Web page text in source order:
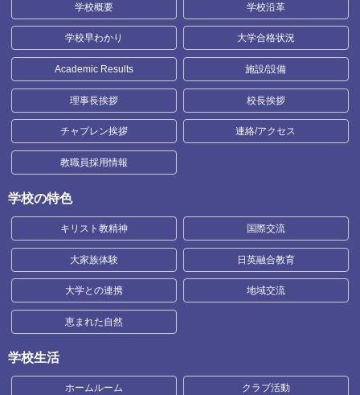
学校概要 学校沿革
学校早わかり 大学合格状況
Academic Results 施設/設備
理事長挨拶 校長挨拶
チャプレン挨拶 連絡/アクセス
教職員採用情報
学校の特色
キリスト教精神 国際交流
大家族体験 日英融合教育
大学との連携 地域交流
恵まれた自然
学校生活
ホームルーム クラブ活動